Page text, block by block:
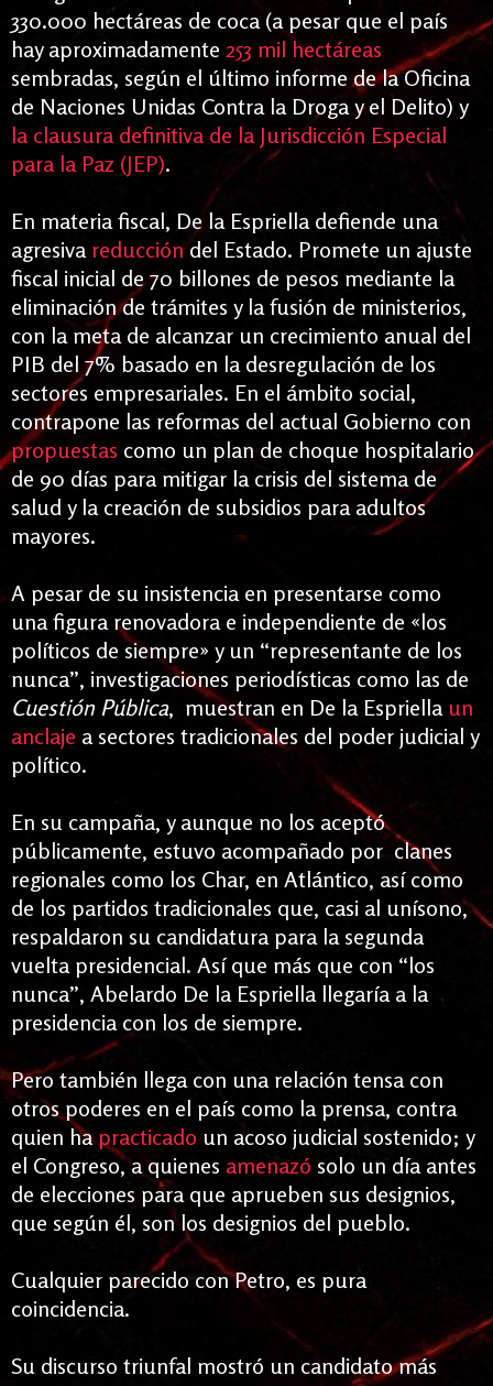
330.000 hectáreas de coca (a pesar que el país
hay aproximadamente 253 mil hectáreas
sembradas, según el último informe de la Oficina
de Naciones Unidas Contra la Droga y el Delito) y
la clausura definitiva de la Jurisdicción Especial
para la Paz (JEP).
En materia fiscal, De la Espriella defiende una
agresiva reduccióndel Estado. Promete un ajuste
fiscal inicial de 70 billones de pesos mediante la
eliminación de trámites y la fusión de ministerios,
con la meta de alcanzar un crecimiento anual del
PIB del 7% basado en la desregulación de los
sectores empresariales. En el ámbito social,
contrapone las reformas del actual Gobierno con
propuestas como un plan de choque hospitalario
de 90 días para mitigar la crisis del sistema de
salud y la creación de subsidios para adultos
mayores.
A pesar de su insistencia en presentarse como
una figura renovadora e independiente de «los
políticos de siempre» y un “representante de los
nunca”, investigaciones periodísticas como las de
Cuestión Pública, muestran en De la Espriella un
anclaje a sectores tradicionales del poder judicial y
político.
En su campaña, y aunque no los aceptó
públicamente, estuvo acompañado por clanes
regionales como los Char, en Atlántico, así como
de los partidos tradicionales que, casi al unísono,
respaldaron su candidatura para la segunda
vuelta presidencial. Así que más que con “los
nunca”, Abelardo De la Espriella llegaría a la
presidencia con los de siempre.
Pero también llega con una relación tensa con
otros poderes en el país como la prensa, contra
quien hapracticado un acoso judicial sostenido; y
el Congreso, a quienes amenazó solo un día antes
de elecciones para que aprueben sus designios,
que según él, son los designios del pueblo.
Cualquier parecido con Petro, es pura
coincidencia.
Su discurso triunfal mostró un candidato más